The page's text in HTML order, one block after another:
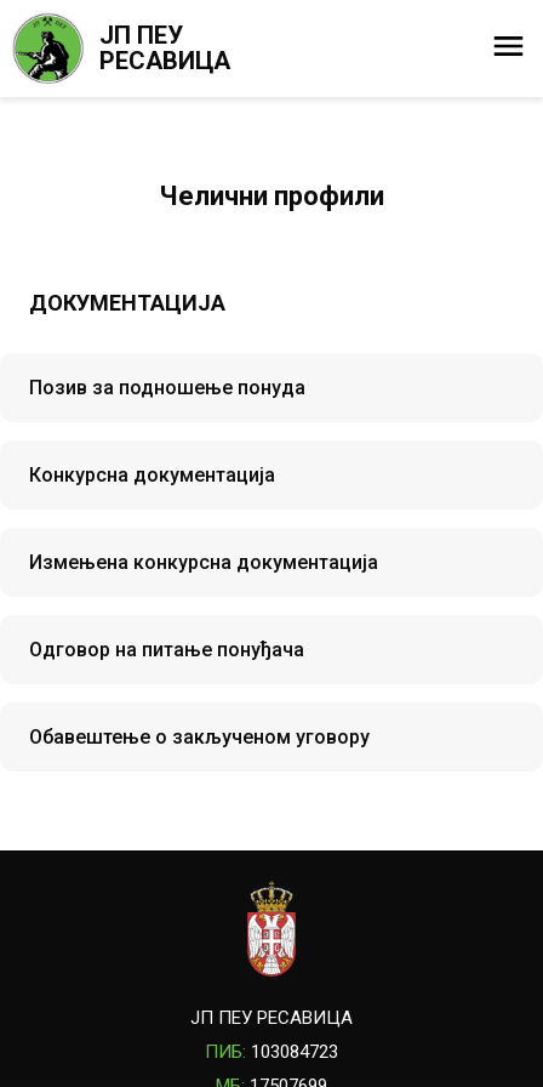
ЈП ПЕУ
РЕСАВИЦА
Челични профили
ДОКУМЕНТАЦИЈА
Позив за подношење понуда
Конкурсна документација
Измењена конкурсна документација
Одговор на питање понуђача
Oбавештење о закљученом уговору
ЈП ПЕУ РЕСАВИЦА
ПИБ: 103084723